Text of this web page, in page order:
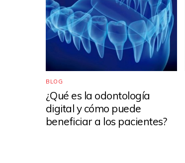
BLOG
¿Qué es la odontología
digital y cómo puede
beneficiar a los pacientes?